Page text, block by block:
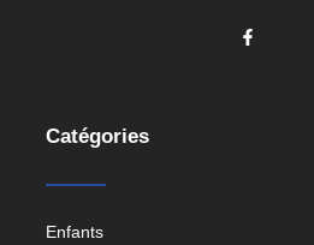
Catégories
Enfants